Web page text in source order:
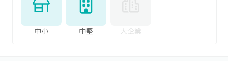
中小 中堅 大企業